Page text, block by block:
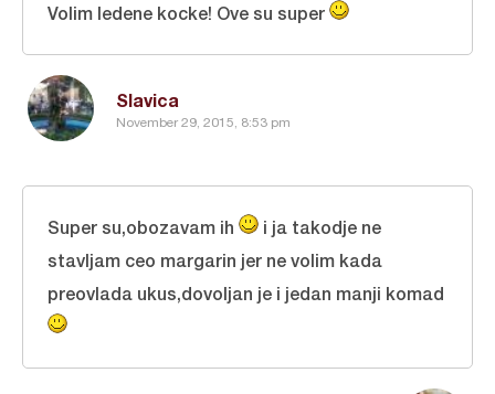
Slavica
November 29, 2015, 8:53 pm
Volim ledene kocke! Ove su super
Super su,obozavam ih
i ja takodje ne
stavljam ceo margarin jer ne volim kada
preovlada ukus,dovoljan je i jedan manji komad